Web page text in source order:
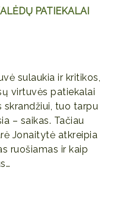
PATIEKALAI
sulaukia ir kritikos,
virtuvės patiekalai
tuo tarpu
– saikas. Tačiau
Jonaitytė atkreipia
ruošiamas ir kaip